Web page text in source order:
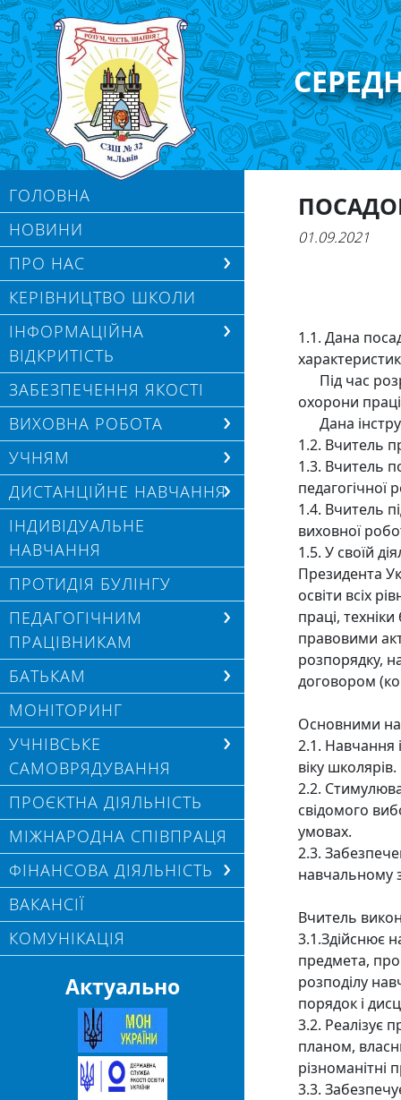
ГОЛОВНА
НОВИНИ
ПРО НАС
КЕРІВНИЦТВО ШКОЛИ
ІНФОРМАЦІЙНА
ВІДКРИТІСТЬ
ЗАБЕЗПЕЧЕННЯ ЯКОСТІ
ВИХОВНА РОБОТА
УЧНЯМ
ДИСТАНЦІЙНЕ НАВЧАННЯ
ІНДИВІДУАЛЬНЕ
НАВЧАННЯ
ПРОТИДІЯ БУЛІНГУ
ПЕДАГОГІЧНИМ
ПРАЦІВНИКАМ
БАТЬКАМ
МОНІТОРИНГ
УЧНІВСЬКЕ
САМОВРЯДУВАННЯ
ПРОЄКТНА ДІЯЛЬНІСТЬ
МІЖНАРОДНА СПІВПРАЦЯ
ФІНАНСОВА ДІЯЛЬНІСТЬ
ВАКАНСІЇ
КОМУНІКАЦІЯ
Актуально
01.09.2021
1.1. Дана
Під час
охорони праці
Дана
1.2. Вчитель
1.3. Вчитель
педагогічної
1.4. Вчитель
виховної
1.5. У своїй
Президента
освіти всіх
праці,
правовими
розпорядку,
договором
Основними
2.1. Навчання
віку школярів.
2.2.
свідомого
умовах.
2.3.
навчальному
Вчитель
3.1.Здійснює
предмета,
розподілу
порядок і
3.2. Реалізує
планом,
3.3.